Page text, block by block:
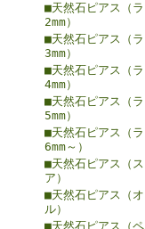
■天然石ピアス（
2mm）
■天然石ピアス（
3mm）
■天然石ピアス（
4mm）
■天然石ピアス（
5mm）
■天然石ピアス（
6mm～）
■天然石ピアス（
ア）
■天然石ピアス（
ル）
■天然石ピアス（